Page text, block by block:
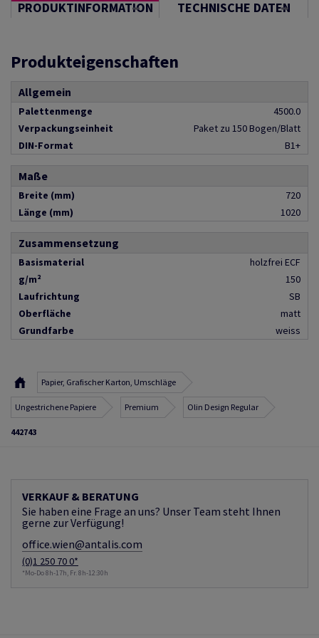
PRODUKTINFORMATION TECHNISCHE DATEN
Produkteigenschaften
Allgemein
Palettenmenge
4500.0
Verpackungseinheit
Paket zu 150 Bogen/Blatt
DIN-Format
B1+
Maße
Breite (mm)
720
Länge (mm)
1020
Zusammensetzung
Basismaterial
holzfrei ECF
g/m²
150
Laufrichtung
SB
Oberfläche
matt
Grundfarbe
weiss
Papier, Grafischer Karton, Umschläge
Ungestrichene Papiere Premium Olin Design Regular
442743
VERKAUF & BERATUNG
Sie haben eine Frage an uns? Unser Team steht Ihnen
gerne zur Verfügung!
office.wien@antalis.com
(0)1 250 70 0*
*Mo-Do 8h-17h, Fr. 8h-12:30h